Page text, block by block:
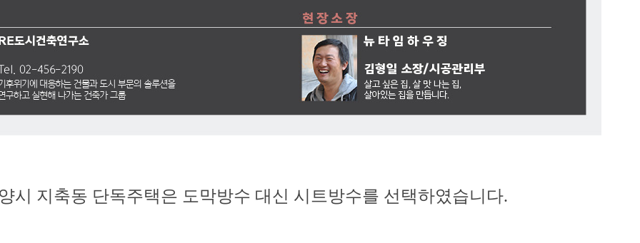
시 지축동 단독주택은 도막방수 대신 시트방수를 선택하였습니다.